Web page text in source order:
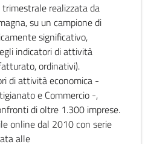
trimestrale realizzata da
su un campione di
significativo,
indicatori di attività
ordinativi).
di attività economica -
e Commercio -,
di oltre 1.300 imprese.
online dal 2010 con serie
alle